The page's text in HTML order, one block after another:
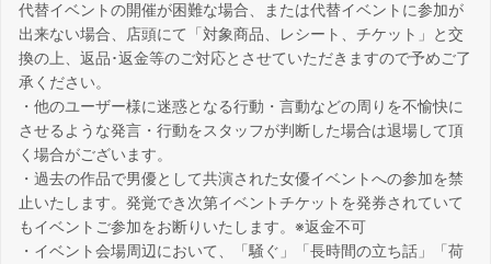
代替イベントの開催が困難な場合、または代替イベントに参加が
出来ない場合、店頭にて「対象商品、レシート、チケット」と交
換の上、返品･返金等のご対応とさせていただきますので予めご了
承ください。
・他のユーザー様に迷惑となる行動・言動などの周りを不愉快に
させるような発言・行動をスタッフが判断した場合は退場して頂
く場合がございます。
・過去の作品で男優として共演された女優イベントへの参加を禁
止いたします。発覚でき次第イベントチケットを発券されていて
もイベントご参加をお断りいたします。※返金不可
・イベント会場周辺において、「騒ぐ」「長時間の立ち話」「荷